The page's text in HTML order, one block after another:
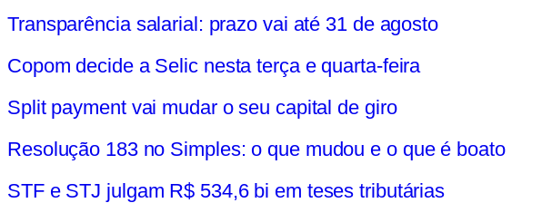
Transparência salarial: prazo vai até 31 de agosto
Copom decide a Selic nesta terça e quarta-feira
Split payment vai mudar o seu capital de giro
Resolução 183 no Simples: o que mudou e o que é boato
STF e STJ julgam R$ 534,6 bi em teses tributárias